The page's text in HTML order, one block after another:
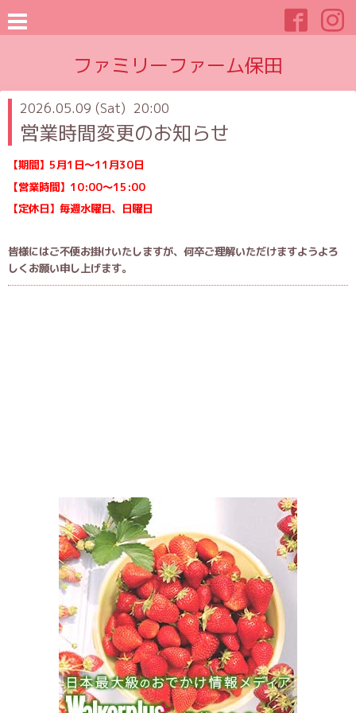
ファミリーファーム保田
2026.05.09 (Sat) 20:00
営業時間変更のお知らせ
【期間】5月1日〜11月30日
【営業時間】 10:00〜15:00
【定休日】毎週水曜日、日曜日
皆様にはご不便お掛けいたしますが、何卒ご理解いただけますようよろ
しくお願い申し上げます。